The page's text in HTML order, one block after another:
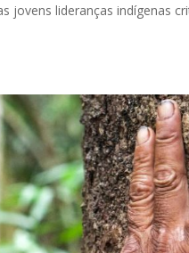
jovens lideranças indígenas